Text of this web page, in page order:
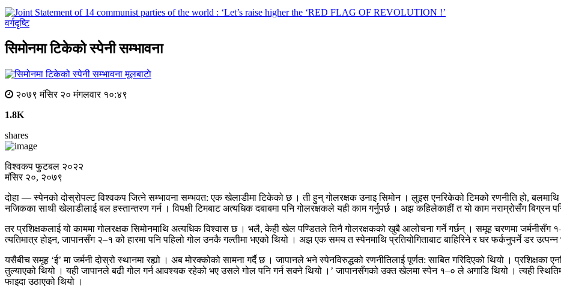
वर्गदृष्टि
सिमोनमा टिकेको स्पेनी सम्भावना
मूलबाटाे
२०७९ मंसिर २० मंगलवार १०:४९
1.8K
shares
विश्वकप फुटबल २०२२
मंसिर २०, २०७९
दोहा — स्पेनको दोस्रोपल्ट विश्वकप जित्ने सम्भावना सम्भवत: एक खेलाडीमा टिकेको छ । ती हुन् गोलरक्षक उनाइ सिमोन । लुइस एनरिकेको टिमको रणनीति हो,
नजिकका साथी खेलाडीलाई बल हस्तान्तरण गर्न । विपक्षी टिमबाट अत्यधिक दबाबमा पनि गोलरक्षकले यही काम गर्नुपर्छ । अझ कहिलेकाहीं त यो काम नराम्रोसँग बिग्रन
तर प्रशिक्षकलाई यो काममा गोलरक्षक सिमोनमाथि अत्यधिक विश्वास छ । भलै, केही खेल पण्डितले तिनै गोलरक्षकको खुबै आलोचना गर्ने गर्छन् । समूह चरणमा जर्मनीसँग
त्यतिमात्र होइन, जापानसँग २–१ को हारमा पनि पहिलो गोल उनकै गल्तीमा भएको थियो । अझ एक समय त स्पेनमाथि प्रतियोगिताबाट बाहिरिने र घर फर्कनुपर्ने डर उत्पन्न
यसैबीच समूह ‘ई’ मा जर्मनी दोस्रो स्थानमा रह्यो । अब मोरक्कोको सामना गर्दै छ । जापानले भने स्पेनविरुद्धको रणनीतिलाई पूर्णत: साबित गरिदिएको थियो । प्रशिक्षका
तुल्याएको थियो । यही जापानले बढी गोल गर्न आवश्यक रहेको भए उसले गोल पनि गर्न सक्ने थियो ।’ जापानसँगको उक्त खेलमा स्पेन १–० ले अगाडि थियो । त्यही
फाइदा उठाएको थियो ।